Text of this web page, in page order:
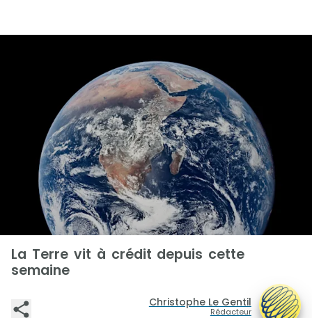
La Terre vit à crédit depuis cette
semaine
Christophe Le Gentil
Rédacteur